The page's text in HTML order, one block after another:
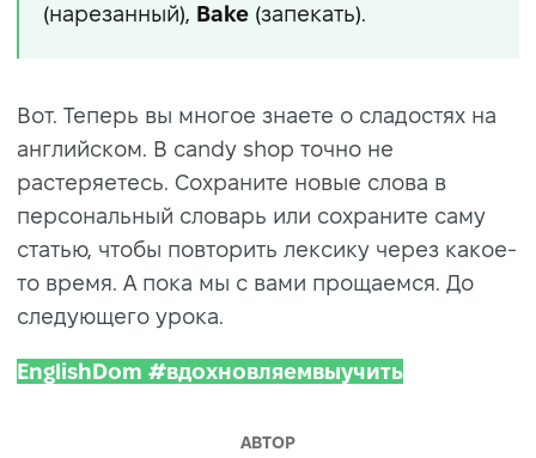
(нарезанный), Bake (запекать).
Вот. Теперь вы многое знаете о сладостях на
английском. В candy shop точно не
растеряетесь. Сохраните новые слова в
персональный словарь или сохраните саму
статью, чтобы повторить лексику через какое-
то время. А пока мы с вами прощаемся. До
следующего урока.
EnglishDom #вдохновляемвыучить
АВТОР